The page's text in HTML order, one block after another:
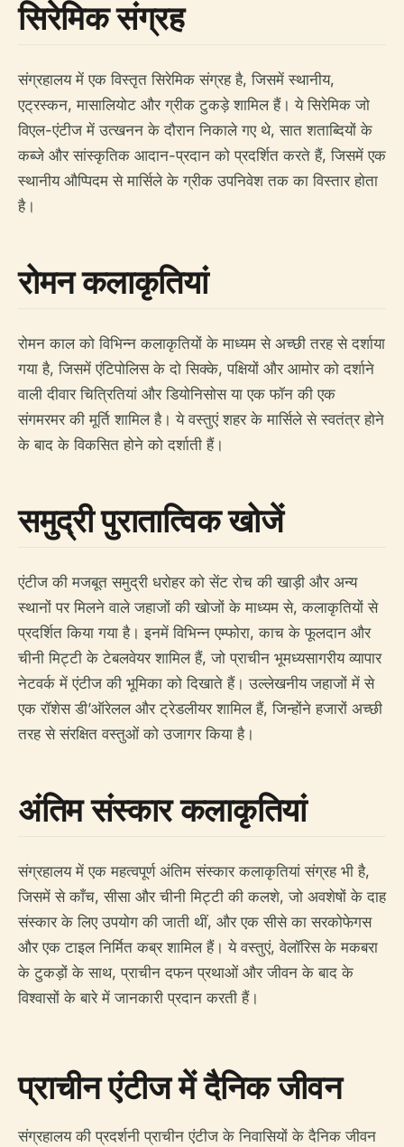
सिरेमिक संग्रह
संग्रहालय में एक विस्तृत सिरेमिक संग्रह है, जिसमें स्थानीय,
एट्रस्कन, मासालियोट और ग्रीक टुकड़े शामिल हैं। ये सिरेमिक जो
विएल-एंटीज में उत्खनन के दौरान निकाले गए थे, सात शताब्दियों के
कब्जे और सांस्कृतिक आदान-प्रदान को प्रदर्शित करते हैं, जिसमें एक
स्थानीय औप्पिदम से मार्सिले के ग्रीक उपनिवेश तक का विस्तार होता
है।
रोमन कलाकृतियां
रोमन काल को विभिन्न कलाकृतियों के माध्यम से अच्छी तरह से दर्शाया
गया है, जिसमें एंटिपोलिस के दो सिक्के, पक्षियों और आमोर को दर्शाने
वाली दीवार चित्रितियां और डियोनिसोस या एक फॉन की एक
संगमरमर की मूर्ति शामिल है। ये वस्तुएं शहर के मार्सिले से स्वतंत्र होने
के बाद के विकसित होने को दर्शाती हैं।
समुद्री पुरातात्विक खोजें
एंटीज की मजबूत समुद्री धरोहर को सेंट रोच की खाड़ी और अन्य
स्थानों पर मिलने वाले जहाजों की खोजों के माध्यम से, कलाकृतियों से
प्रदर्शित किया गया है। इनमें विभिन्न एम्फोरा, काच के फूलदान और
चीनी मिट्टी के टेबलवेयर शामिल हैं, जो प्राचीन भूमध्यसागरीय व्यापार
नेटवर्क में एंटीज की भूमिका को दिखाते हैं। उल्लेखनीय जहाजों में से
एक रॉशेस डी’ऑरेलल और ट्रेडलीयर शामिल हैं, जिन्होंने हजारों अच्छी
तरह से संरक्षित वस्तुओं को उजागर किया है।
अंतिम संस्कार कलाकृतियां
संग्रहालय में एक महत्वपूर्ण अंतिम संस्कार कलाकृतियां संग्रह भी है,
जिसमें से काँच, सीसा और चीनी मिट्टी की कलशे, जो अवशेषों के दाह
संस्कार के लिए उपयोग की जाती थीं, और एक सीसे का सरकोफेगस
और एक टाइल निर्मित कब्र शामिल हैं। ये वस्तुएं, वेलॉरिस के मकबरा
के टुकड़ों के साथ, प्राचीन दफन प्रथाओं और जीवन के बाद के
विश्वासों के बारे में जानकारी प्रदान करती हैं।
प्राचीन एंटीज में दैनिक जीवन
संग्रहालय की प्रदर्शनी प्राचीन एंटीज के निवासियों के दैनिक जीवन